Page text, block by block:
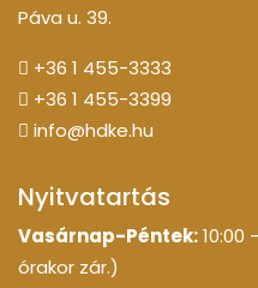
Páva u. 39.
+36 1 455-3333
+36 1 455-3399
info@hdke.hu
Nyitvatartás
Vasárnap-Péntek:10:00
órakor zár.)